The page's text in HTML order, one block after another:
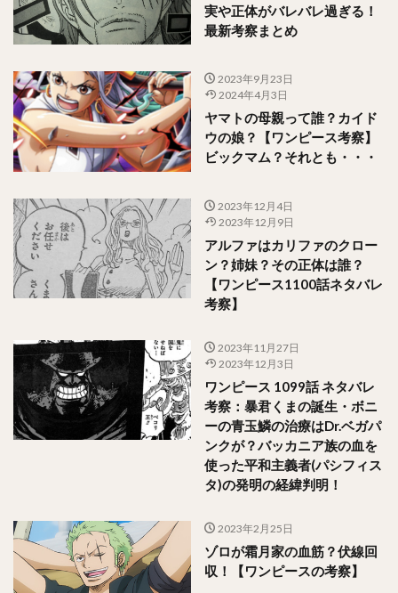
実や正体がバレバレ過ぎる！
最新考察まとめ
2023年9月23日
2024年4月3日
ヤマトの母親って誰？カイド
ウの娘？【ワンピース考察】
ビックマム？それとも・・・
2023年12月4日
2023年12月9日
アルファはカリファのクロー
ン？姉妹？その正体は誰？
【ワンピース1100話ネタバレ
考察】
2023年11月27日
2023年12月3日
ワンピース 1099話 ネタバレ
考察：暴君くまの誕生・ボニ
ーの青玉鱗の治療はDr.ベガパ
ンクが？バッカニア族の血を
使った平和主義者(パシフィス
タ)の発明の経緯判明！
2023年2月25日
ゾロが霜月家の血筋？伏線回
収！【ワンピースの考察】